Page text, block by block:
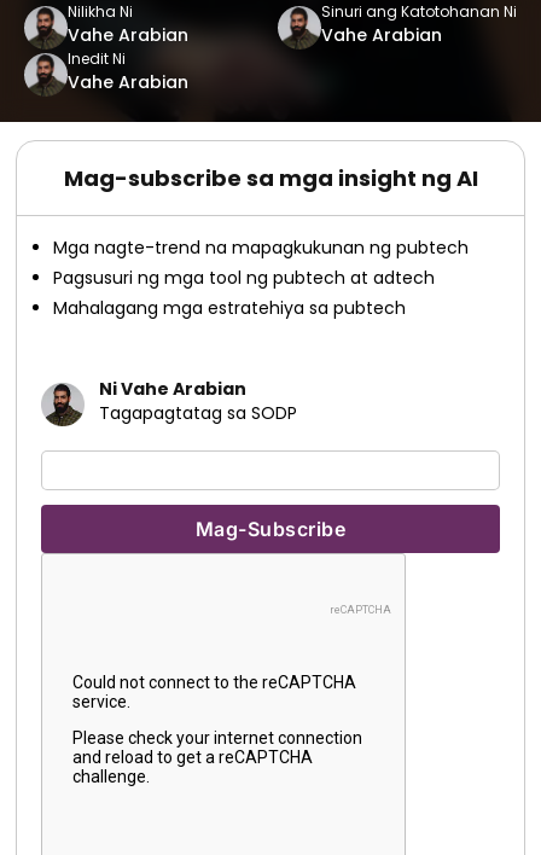
Nilikha Ni
Vahe Arabian
Sinuri ang Katotohanan Ni
Vahe Arabian
Inedit Ni
Vahe Arabian
Mag-subscribe sa mga insight ng AI
Mga nagte-trend na mapagkukunan ng pubtech
Pagsusuri ng mga tool ng pubtech at adtech
Mahalagang mga estratehiya sa pubtech
Ni Vahe Arabian
Tagapagtatag sa SODP